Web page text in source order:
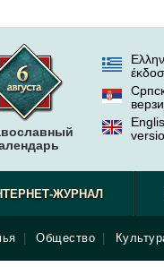
ЖУРНАЛ
Общество